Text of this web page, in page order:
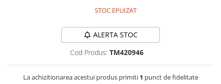
STOC EPUIZAT
ALERTA STOC
Cod Produs: TM420946
La achizitionarea acestui produs primiti 1 punct de fidelitate